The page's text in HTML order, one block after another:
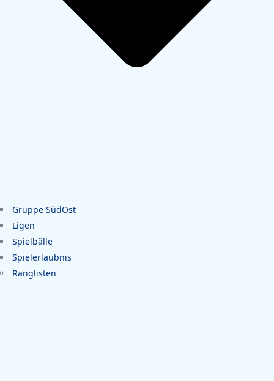
Gruppe SüdOst
Ligen
Spielbälle
Spielerlaubnis
Ranglisten